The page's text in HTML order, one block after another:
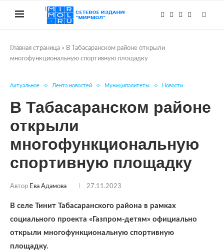
Главная страница » В Табасаранском районе открыли
многофункциональную спортивную площадку
Актуальное Лента новостей Муниципалитеты Новости
В Табасаранском районе
открыли
многофункциональную
спортивную площадку
Автор Ева Адамова 27.11.2023
В селе Тинит Табасаранского района в рамках
социального проекта «Газпром-детям» официально
открыли многофункциональную спортивную
площадку.